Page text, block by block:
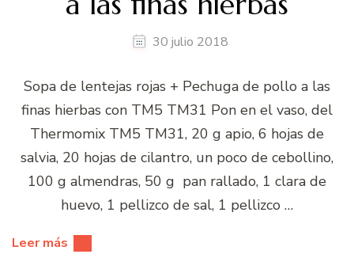
30 julio 2018
Sopa de lentejas rojas + Pechuga de pollo a las
finas hierbas con TM5 TM31 Pon en el vaso, del
Thermomix TM5 TM31, 20 g apio, 6 hojas de
salvia, 20 hojas de cilantro, un poco de cebollino,
100 g almendras, 50 g pan rallado, 1 clara de
huevo, 1 pellizco de sal, 1 pellizco …
Leer más